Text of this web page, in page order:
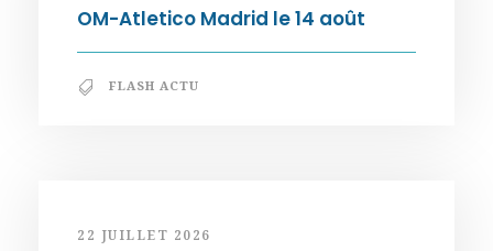
OM-Atletico Madrid le 14 août
FLASH ACTU
22 JUILLET 2026